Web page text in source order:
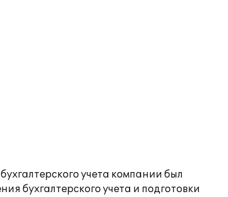
учета компании был
бухгалтерского учета и подготовки